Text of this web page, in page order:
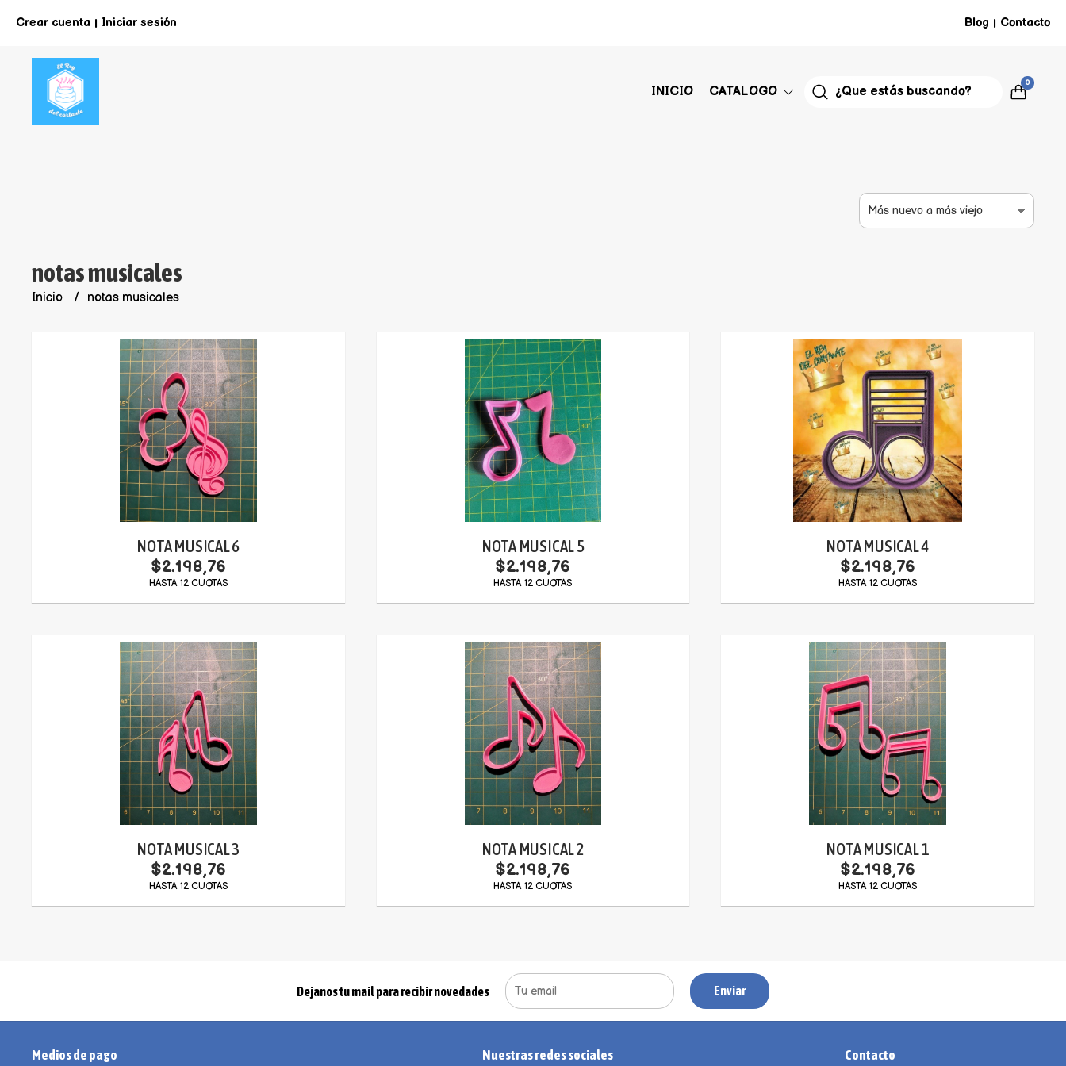
Crear cuenta | Iniciar sesión Blog | Contacto
INICIO CATALOGO
0
notas musicales
Inicio notas musicales
NOTA MUSICAL 6
$2.198,76
HASTA 12 CUOTAS
NOTA MUSICAL 5
$2.198,76
HASTA 12 CUOTAS
NOTA MUSICAL 4
$2.198,76
HASTA 12 CUOTAS
NOTA MUSICAL 3
$2.198,76
HASTA 12 CUOTAS
NOTA MUSICAL 2
$2.198,76
HASTA 12 CUOTAS
NOTA MUSICAL 1
$2.198,76
HASTA 12 CUOTAS
Dejanos tu mail para recibir novedades Enviar
Medios de pago Nuestras redes sociales Contacto